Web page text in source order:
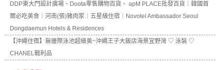
DDP東大門設計廣場、Doota零售購物百貨、 apM PLACE批發百貨｜韓國首
爾必吃美食｜河南(張)豬肉家｜五星級住宿｜Novotel Ambassador Seoul
Dongdaemun Hotels & Residences
【沖繩住宿】無邊際泳池超級美~沖繩王子大飯店海景宜野灣 ♡ 泳裝 ♡
CHANEL戰利品